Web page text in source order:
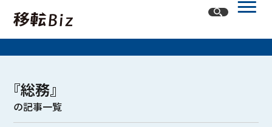
記事一覧
カテゴリー
『総務』
の記事一覧